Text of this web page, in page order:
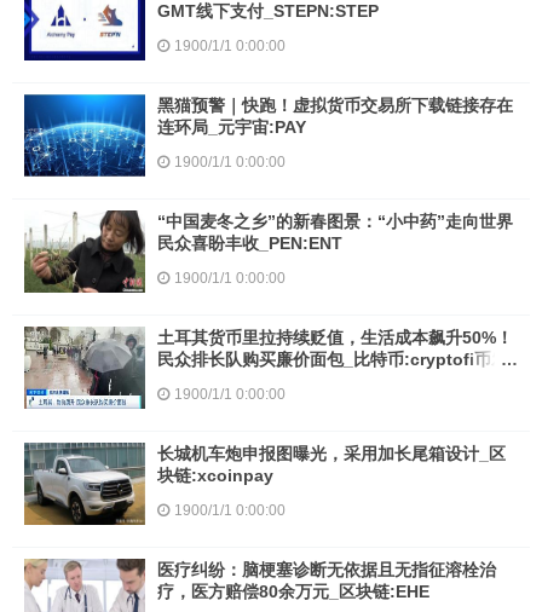
GMT线下支付_STEPN:STEP
1900/1/1 0:00:00
黑猫预警｜快跑！虚拟货币交易所下载链接存在
连环局_元宇宙:PAY
1900/1/1 0:00:00
“中国麦冬之乡”的新春图景：“小中药”走向世界
民众喜盼丰收_PEN:ENT
1900/1/1 0:00:00
土耳其货币里拉持续贬值，生活成本飙升50%！
民众排长队购买廉价面包_比特币:cryptofi币发
1900/1/1 0:00:00
长城机车炮申报图曝光，采用加长尾箱设计_区
块链:xcoinpay
1900/1/1 0:00:00
医疗纠纷：脑梗塞诊断无依据且无指征溶栓治
疗，医方赔偿80余万元_区块链:EHE